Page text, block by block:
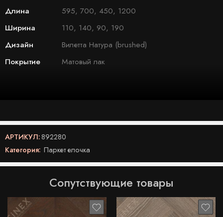
Длина
595, 700, 450, 1200
Ширина
110, 140, 90, 190
Дизайн
Вилетта Натура (brushed)
Покрытие
Матовый лак
АРТИКУЛ:892280
Категория: Паркет елочка
Сопутствующие товары